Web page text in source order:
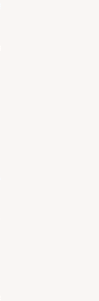
p/phyllis-k
ar